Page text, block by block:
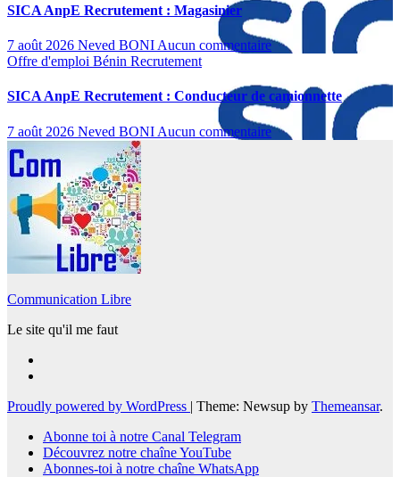
SICA AnpE Recrutement : Magasinier
7 août 2026 Neved BONI Aucun commentaire
Offre d'emploi Bénin Recrutement
SICA AnpE Recrutement : Conducteur de camionnette
7 août 2026 Neved BONI Aucun commentaire
Communication Libre
Le site qu'il me faut
Proudly powered by WordPress | Theme: Newsup by Themeansar.
Abonne toi à notre Canal Telegram
Découvrez notre chaîne YouTube
Abonnes-toi à notre chaîne WhatsApp